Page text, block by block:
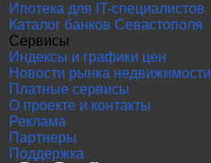
Ипотека для IT-специалистов
Каталог банков Севастополя
Сервисы
Индексы и графики цен
Новости рынка недвижимости
Платные сервисы
О проекте и контакты
Реклама
Партнеры
Поддержка